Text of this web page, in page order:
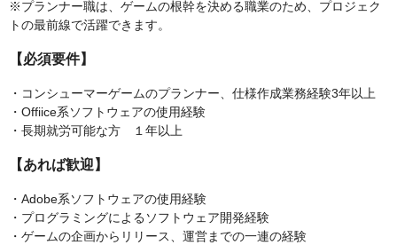
※プランナー職は、ゲームの根幹を決める職業のため、プロジェク
トの最前線で活躍できます。
【必須要件】
・コンシューマーゲームのプランナー、仕様作成業務経験3年以上
・Offiice系ソフトウェアの使用経験
・長期就労可能な方 １年以上
【あれば歓迎】
・Adobe系ソフトウェアの使用経験
・プログラミングによるソフトウェア開発経験
・ゲームの企画からリリース、運営までの一連の経験